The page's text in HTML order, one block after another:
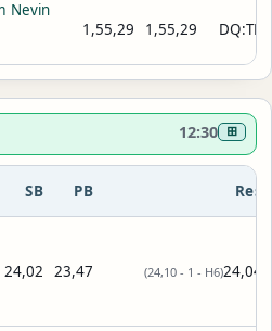
Nevin
1,55,29 1,55,29
12:30 ⊞
SB PB Res
24,02 23,47 24,04
(24,10 - 1 - H6)